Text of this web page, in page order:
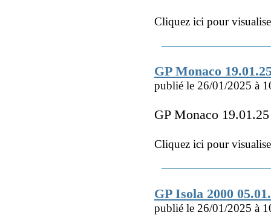
Cliquez ici pour
GP Monaco
publié le 26/01/2025 à
GP Monaco
Cliquez ici pour
GP Isola 2000
publié le 26/01/2025 à